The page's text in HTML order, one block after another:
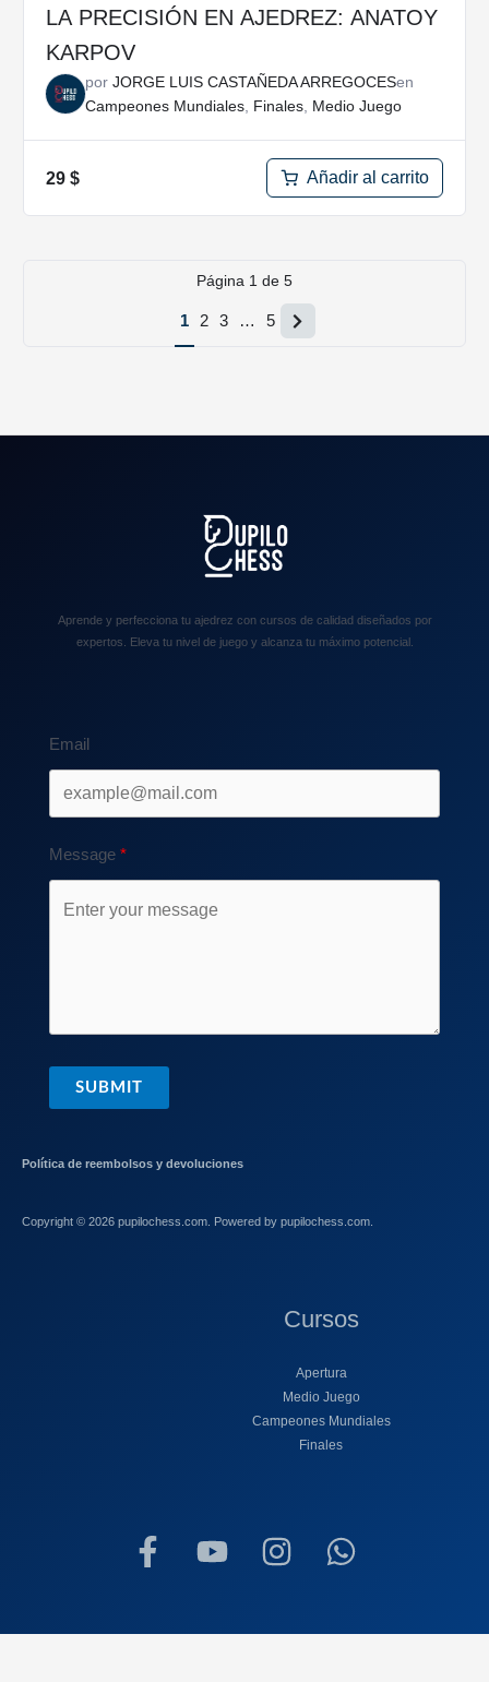
LA PRECISIÓN EN AJEDREZ: ANATOY
KARPOV
por JORGE LUIS CASTAÑEDA ARREGOCESen
Campeones Mundiales, Finales, Medio Juego
29 $ Añadir al carrito
Página 1 de 5
1 2 3 … 5
Página
Aprende y perfecciona tu ajedrez con cursos de calidad diseñados por
expertos. Eleva tu nivel de juego y alcanza tu máximo potencial.
Email
Message
SUBMIT
Política de reembolsos y devoluciones
Copyright © 2026 pupilochess.com. Powered by pupilochess.com.
Cursos
Apertura
Medio Juego
Campeones Mundiales
Finales